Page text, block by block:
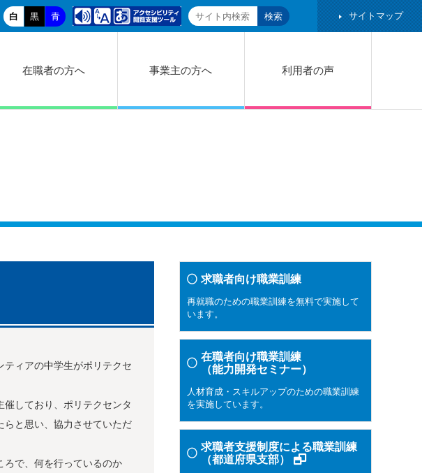
白 黒 青 サイトマップ
在職者の方へ 事業主の方へ 利用者の声
ィアの中学生がポリテクセ
しており、ポリテクセンタ
らと思い、協力させていただ
で、何を行っているのか
求職者向け職業訓練
再就職のための職業訓練を無料で実施して
います。
在職者向け職業訓練
（能力開発セミナー）
人材育成・スキルアップのための職業訓練
を実施しています。
求職者支援制度による職業訓練
（都道府県支部）